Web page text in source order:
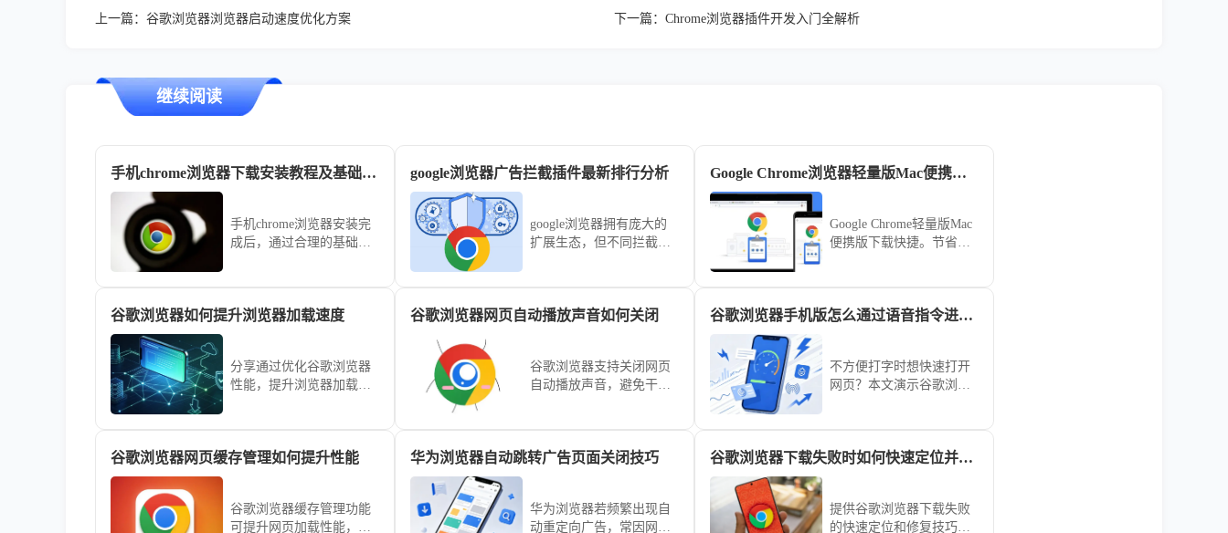
上一篇： 谷歌浏览器浏览器启动速度优化方案 下一篇： Chrome浏览器插件开发入门全解析
继续阅读
手机chrome浏览器下载安装教程及基础设置
手机chrome浏览器安装完
成后，通过合理的基础设
google浏览器广告拦截插件最新排行分析
google浏览器拥有庞大的
扩展生态，但不同拦截插
进行全方位测评，为您筛
净化页面的同时保留核心
功能，提升网页解析速
Google Chrome浏览器轻量版Mac便携版快速下载安装方法
Google Chrome轻量版Mac
便携版下载快捷。节省系
体验。
谷歌浏览器如何提升浏览器加载速度
分享通过优化谷歌浏览器
性能，提升浏览器加载速
谷歌浏览器网页自动播放声音如何关闭
谷歌浏览器支持关闭网页
自动播放声音，避免干
谷歌浏览器手机版怎么通过语音指令进行网页跳转
不方便打字时想快速打开
网页？本文演示谷歌浏览
令实现自动化网页访问。
谷歌浏览器网页缓存管理如何提升性能
谷歌浏览器缓存管理功能
可提升网页加载性能，教
华为浏览器自动跳转广告页面关闭技巧
华为浏览器若频繁出现自
动重定向广告，常因网页
谷歌浏览器下载失败时如何快速定位并修复问题
提供谷歌浏览器下载失败
的快速定位和修复技巧，